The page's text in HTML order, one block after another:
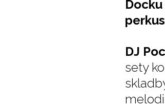
DJ
sety